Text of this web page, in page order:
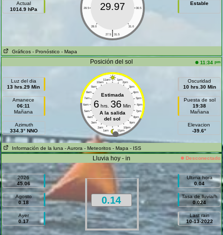
Actual
1014.9 hPa
28.5 30.5
28.0 31.0
|
27.5 31.5
29.97 Estable
Gráficos - Pronóstico - Mapa
Posición del sol 11:34 pm
Luz del dia
13 hrs.29 Min
Amanece
06:11
Mañana
Azimuth
334.3° NNO
11am 1pm
10am 2pm
9am 3pm
8am 4pm
7am 5pm
6am 6pm
5am 7pm
4am 8pm
3am 9pm
2am 10pm
1am 11pm
Estimada
6 hrs. 36 Min
A la salida
del sol
Oscuridad
10 hrs.30 Min
Puesta de sol
19:38
Mañana
Elevacion
-39.6°
Información de la luna - Aurora - Meteoritos - Mapa - ISS
Lluvia hoy - in Desconectado
2026
45.06
Agosto
0.18
Ayer
0.17
0.14
Ultima hora
0.04
Tasa de lluvia/h
0.024
Last rain
10-13-2022